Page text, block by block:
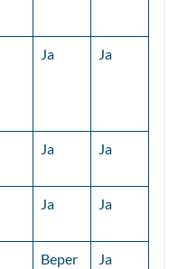
Ja Ja
Ja Ja
Ja Ja
Beper
Ja